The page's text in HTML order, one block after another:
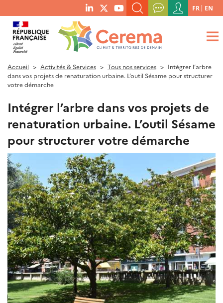
menu
social
links
RECHERCHER UN MOT-CLÉ, UNE PUBLICATION, ETC.
QUE RECHERCHEZ-VOUS ?
Menu
du
compte
de
FR EN
Accueil Activités & Services Tous nos services
Intégrer l’arbre
dans vos projets de renaturation urbaine. L’outil Sésame pour structurer
votre démarche
Intégrer l’arbre dans vos projets de
renaturation urbaine. L’outil Sésame
pour structurer votre démarche